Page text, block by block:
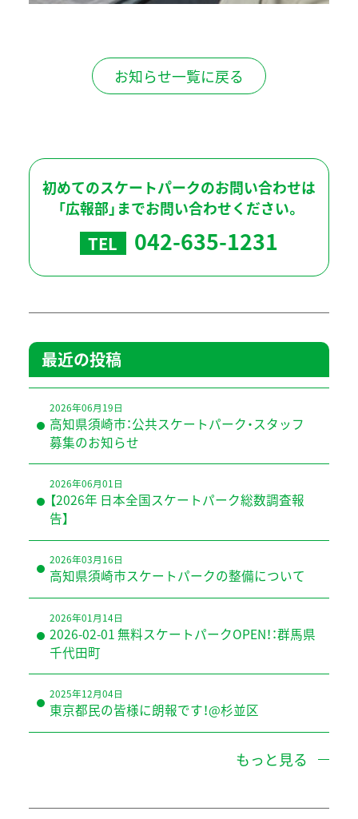
お知らせ一覧に戻る
初めてのスケートパークのお問い合わせは
「広報部」までお問い合わせください。
TEL 042-635-1231
最近の投稿
2026年06月19日
高知県須崎市：公共スケートパーク・スタッフ
募集のお知らせ
2026年06月01日
【2026年 日本全国スケートパーク総数調査報
告】
2026年03月16日
高知県須崎市スケートパークの整備について
2026年01月14日
2026-02-01 無料スケートパークOPEN！：群馬県
千代田町
2025年12月04日
東京都民の皆様に朗報です！@杉並区
もっと見る